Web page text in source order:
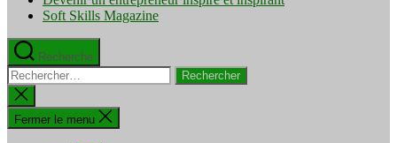
Soft Skills Magazine
Recherche
Rechercher :
Fermer
la
recherche
Fermer le menu